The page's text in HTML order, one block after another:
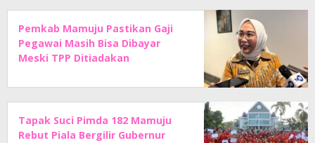
Pemkab Mamuju Pastikan Gaji
Pegawai Masih Bisa Dibayar
Meski TPP Ditiadakan
Tapak Suci Pimda 182 Mamuju
Rebut Piala Bergilir Gubernur